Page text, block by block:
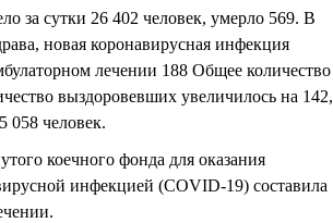
за сутки 26 402 человек, умерло 569. В
новая коронавирусная инфекция
лечении 188 Общее количество
выздоровевших увеличилось на 142,
058 человек.
коечного фонда для оказания
инфекцией (COVID-19) составила